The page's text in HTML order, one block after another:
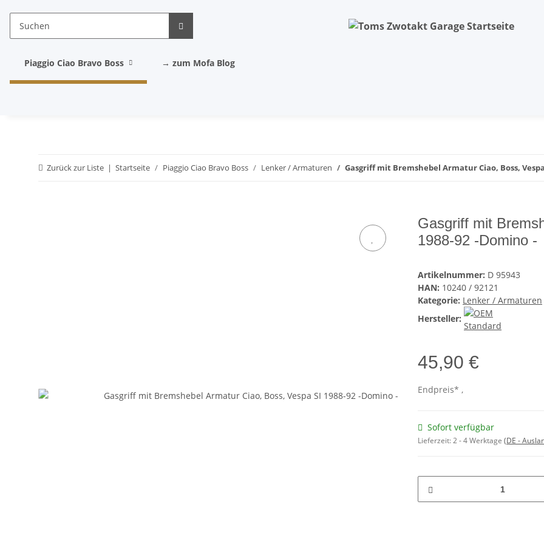
Piaggio Ciao Bravo Boss → zum Mofa Blog
Zurück zur Liste Startseite Piaggio Ciao Bravo Boss Lenker / Armaturen Gasgriff mit Bremshebel Armatur Ciao, Boss, Vespa
Gasgriff mit
1988-92 -Domino -
Artikelnummer: D 95943
HAN: 10240 / 92121
Kategorie: Lenker / Armaturen
Hersteller:
45,90 €
Endpreis* ,
Sofort verfügbar
Lieferzeit:2 - 4 Werktage (DE -